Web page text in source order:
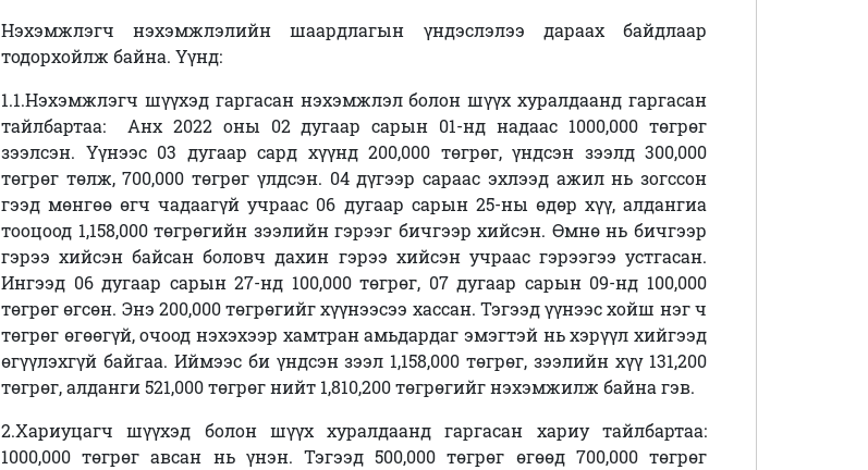
Нэхэмжлэгч нэхэмжлэлийн шаардлагын үндэслэлээ дараах байдлаар
тодорхойлж байна. Үүнд:
1.1.Нэхэмжлэгч шүүхэд гаргасан нэхэмжлэл болон шүүх хуралдаанд гаргасан
тайлбартаа: Анх 2022 оны 02 дугаар сарын 01-нд надаас 1000,000 төгрөг
зээлсэн. Үүнээс 03 дугаар сард хүүнд 200,000 төгрөг, үндсэн зээлд 300,000
төгрөг төлж, 700,000 төгрөг үлдсэн. 04 дүгээр сараас эхлээд ажил нь зогссон
гээд мөнгөө өгч чадаагүй учраас 06 дугаар сарын 25-ны өдөр хүү, алдангиа
тооцоод 1,158,000 төгрөгийн зээлийн гэрээг бичгээр хийсэн. Өмнө нь бичгээр
гэрээ хийсэн байсан боловч дахин гэрээ хийсэн учраас гэрээгээ устгасан.
Ингээд 06 дугаар сарын 27-нд 100,000 төгрөг, 07 дугаар сарын 09-нд 100,000
төгрөг өгсөн. Энэ 200,000 төгрөгийг хүүнээсээ хассан. Тэгээд үүнээс хойш нэг ч
төгрөг өгөөгүй, очоод нэхэхээр хамтран амьдардаг эмэгтэй нь хэрүүл хийгээд
өгүүлэхгүй байгаа. Иймээс би үндсэн зээл 1,158,000 төгрөг, зээлийн хүү 131,200
төгрөг, алданги 521,000 төгрөг нийт 1,810,200 төгрөгийг нэхэмжилж байна гэв.
2.Хариуцагч шүүхэд болон шүүх хуралдаанд гаргасан хариу тайлбартаа:
1000,000 төгрөг авсан нь үнэн. Тэгээд 500,000 төгрөг өгөөд 700,000 төгрөг